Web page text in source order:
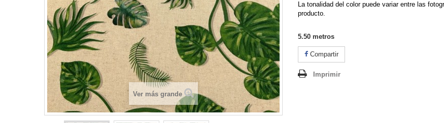
Ver más grande
La tonalidad del color puede variar entre las
producto.
5.50 metros
Compartir
Imprimir